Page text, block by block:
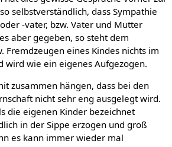
selbstverständlich, dass Sympathie
-vater, bzw. Vater und Mutter
aber gegeben, so steht dem
Fremdzeugen eines Kindes nichts im
wird wie ein eigenes Aufgezogen.
zusammen hängen, dass bei den
nicht sehr eng ausgelegt wird.
die eigenen Kinder bezeichnet
in der Sippe erzogen und groß
es kann immer wieder mal